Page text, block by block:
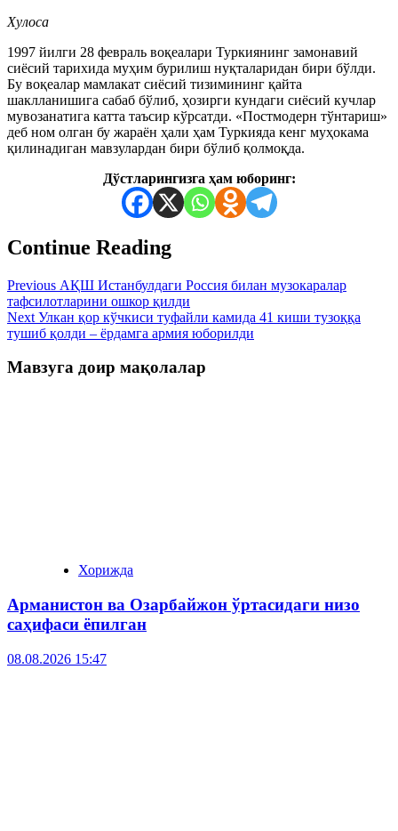
Хулоса
1997 йилги 28 февраль воқеалари Туркиянинг замонавий
сиёсий тарихида муҳим бурилиш нуқталаридан бири бўлди.
Бу воқеалар мамлакат сиёсий тизимининг қайта
шаклланишига сабаб бўлиб, ҳозирги кундаги сиёсий кучлар
мувозанатига катта таъсир кўрсатди. «Постмодерн тўнтариш»
деб ном олган бу жараён ҳали ҳам Туркияда кенг муҳокама
қилинадиган мавзулардан бири бўлиб қолмоқда.
Дўстларингизга ҳам юборинг:
Continue Reading
Previous АҚШ Истанбулдаги Россия билан музокаралар
тафсилотларини ошкор қилди
Next Улкан қор кўчкиси туфайли камида 41 киши тузоққа
тушиб қолди – ёрдамга армия юборилди
Мавзуга доир мақолалар
Хорижда
Арманистон ва Озарбайжон ўртасидаги низо
саҳифаси ёпилган
08.08.2026 15:47